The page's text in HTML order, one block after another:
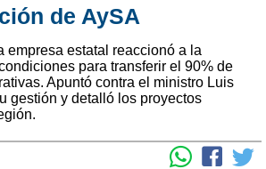
de AySA
empresa estatal reaccionó a la
para transferir el 90% de
Apuntó contra el ministro Luis
gestión y detalló los proyectos